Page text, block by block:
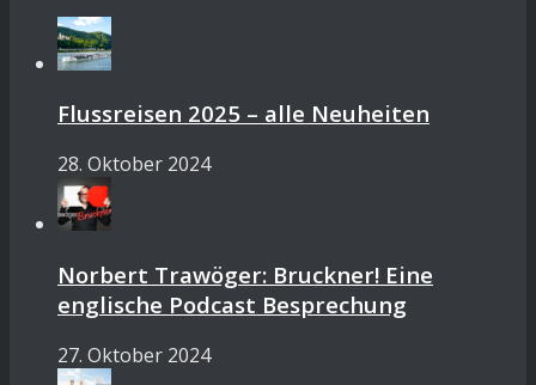
Flussreisen 2025 – alle Neuheiten
28. Oktober 2024
Norbert Trawöger: Bruckner! Eine
englische Podcast Besprechung
27. Oktober 2024